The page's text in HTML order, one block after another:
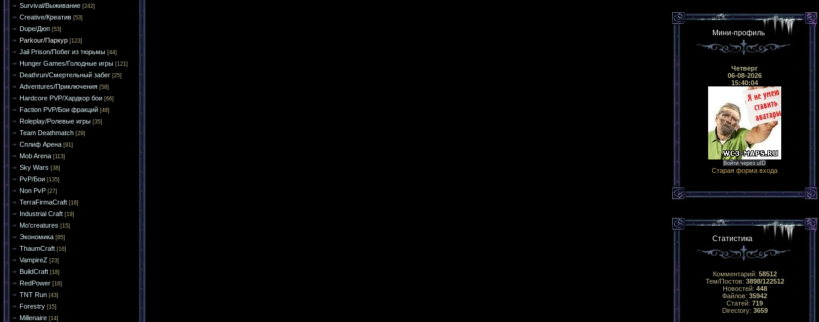
Survival/Выживание [242]
Creative/Креатив [53]
Dupe/Дюп [53]
Parkour/Паркур [123]
Jail Prison/Побег из тюрьмы [44]
Hunger Games/Голодные игры [121]
Deathrun/Смертельный забег [25]
Adventures/Приключения [58]
Hardcore PVP/Хардкор бои [66]
Faction PVP/Бои фракций [48]
Roleplay/Ролевые игры [35]
Team Deathmatch [29]
Сплиф Арена [91]
Mob Arena [113]
Sky Wars [38]
PvP/Бои [135]
Non PvP [27]
TerraFirmaCraft [16]
Industrial Craft [19]
Mo'creatures [15]
Экономика [85]
ThaumCraft [16]
VampireZ [23]
BuildCraft [18]
RedPower [16]
TNT Run [43]
Forestry [15]
Millenaire [14]
Мини-профиль
Четверг
06-08-2026
15:40:04
Войти через uID
Старая форма входа
Статистика
Комментарий: 58512
Тем/Постов: 3898/122512
Новостей: 448
Файлов: 35942
Статей: 719
Directory: 3659